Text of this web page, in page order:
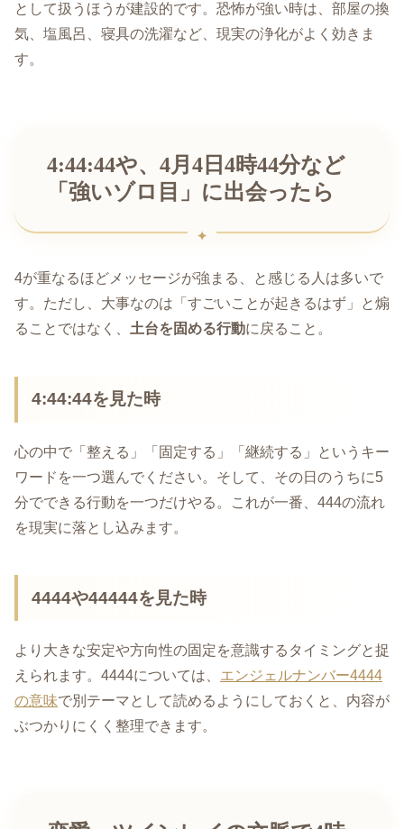
として扱うほうが建設的です。恐怖が強い時は、部屋の換
気、塩風呂、寝具の洗濯など、現実の浄化がよく効きま
す。
4:44:44や、4月4日4時44分など
「強いゾロ目」に出会ったら
4が重なるほどメッセージが強まる、と感じる人は多いで
す。ただし、大事なのは「すごいことが起きるはず」と煽
ることではなく、 土台を固める行動に戻ること。
4:44:44を見た時
心の中で「整える」「固定する」「継続する」というキー
ワードを一つ選んでください。そして、その日のうちに5
分でできる行動を一つだけやる。これが一番、444の流れ
を現実に落とし込みます。
4444や44444を見た時
より大きな安定や方向性の固定を意識するタイミングと捉
えられます。4444については、 エンジェルナンバー4444
の意味で別テーマとして読めるようにしておくと、内容が
ぶつかりにくく整理できます。